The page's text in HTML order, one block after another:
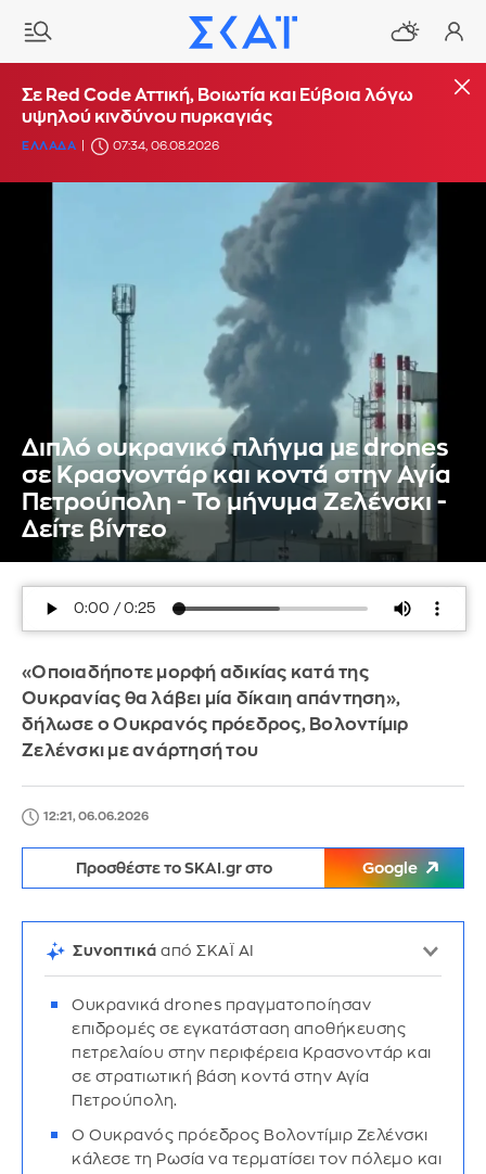
Σε Red Code Αττική, Βοιωτία και Εύβοια λόγω
υψηλού κινδύνου πυρκαγιάς
ΕΛΛΑΔΑ 07:34, 06.08.2026
Διπλό ουκρανικό πλήγμα με drones
σε Κρασνοντάρ και κοντά στην Αγία
Πετρούπολη - Το μήνυμα Ζελένσκι -
Δείτε βίντεο
«Οποιαδήποτε μορφή αδικίας κατά της
Ουκρανίας θα λάβει μία δίκαιη απάντηση»,
δήλωσε ο Ουκρανός πρόεδρος, Βολοντίμιρ
Ζελένσκι με ανάρτησή του
12:21, 06.06.2026
Προσθέστε το SKAI.gr στο Google
Συνοπτικά από ΣΚΑΪ AI
Ουκρανικά drones πραγματοποίησαν
επιδρομές σε εγκατάσταση αποθήκευσης
πετρελαίου στην περιφέρεια Κρασνοντάρ και
σε στρατιωτική βάση κοντά στην Αγία
Πετρούπολη.
Ο Ουκρανός πρόεδρος Βολοντίμιρ Ζελένσκι
κάλεσε τη Ρωσία να τερματίσει τον πόλεμο και